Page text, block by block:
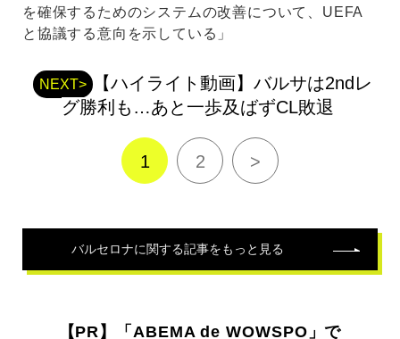
を確保するためのシステムの改善について、UEFA
と協議する意向を示している」
NEXT> 【ハイライト動画】バルサは2ndレ
グ勝利も…あと一歩及ばずCL敗退
1 2 >
バルセロナに関する記事をもっと見る
【PR】「ABEMA de WOWSPO」で